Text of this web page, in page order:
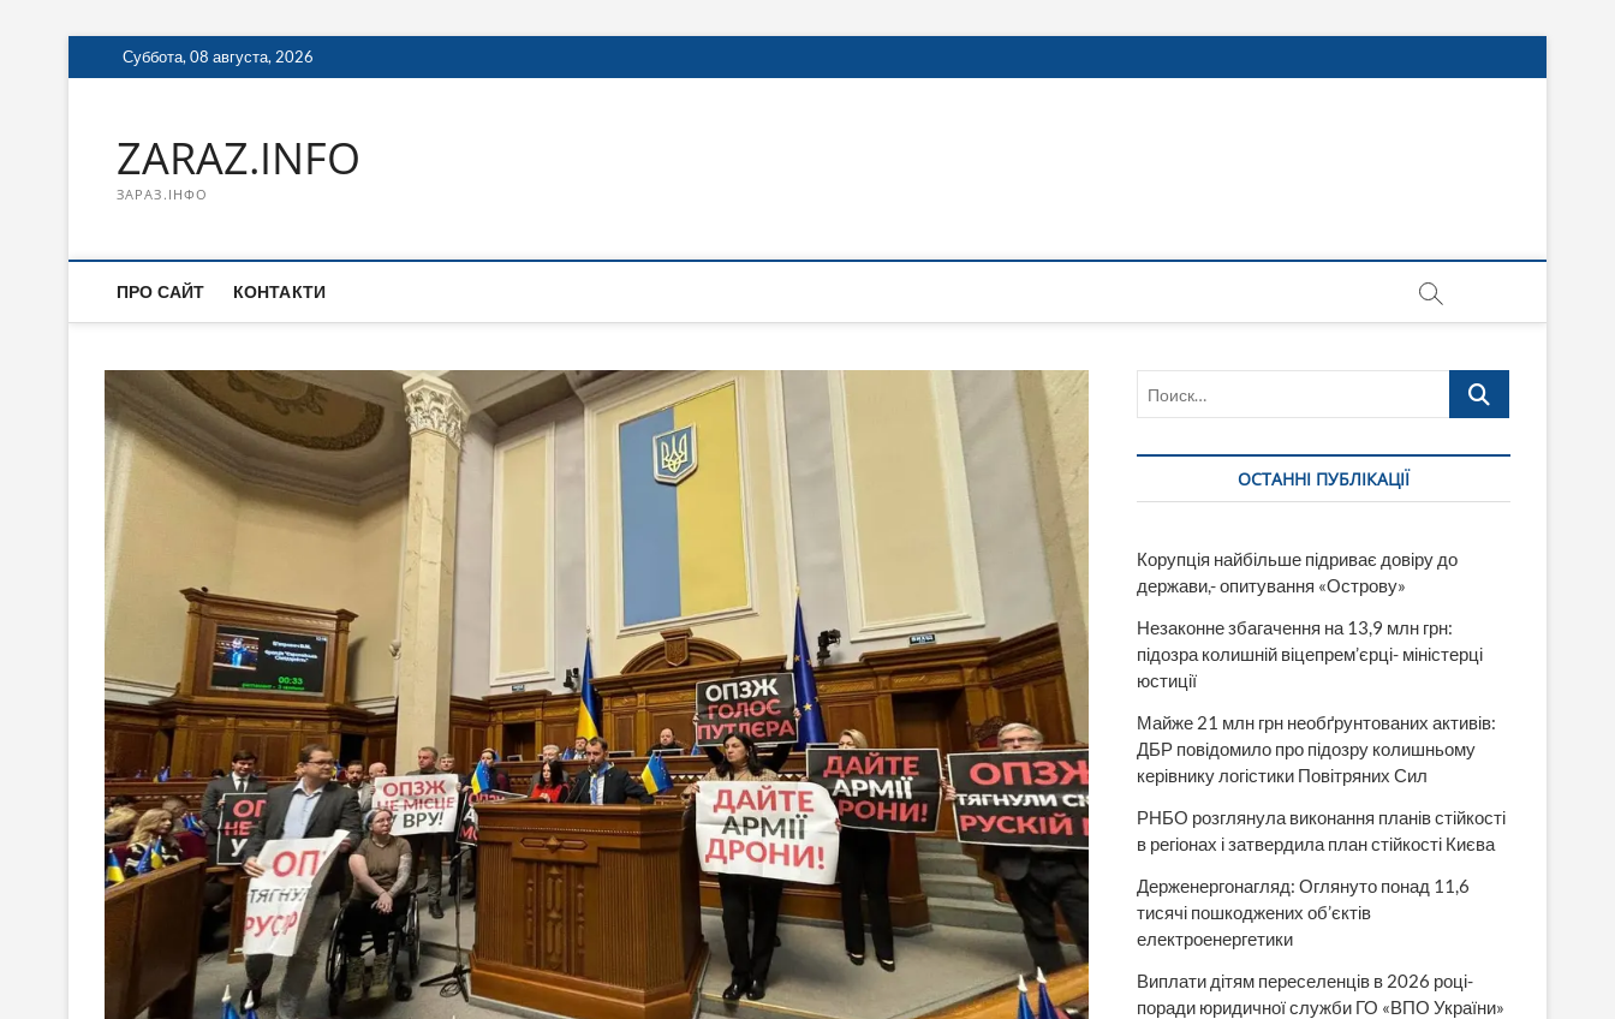
Перейти
к
Суббота, 08 августа, 2026
ZARAZ.INFO
ЗАРАЗ.ІНФО
ПРО САЙТ КОНТАКТИ
Поиск…
ОСТАННІ ПУБЛІКАЦІЇ
Корупція найбільше підриває довіру до
держави,- опитування «Острову»
Незаконне збагачення на 13,9 млн грн:
підозра колишній віцепрем’єрці- міністерці
юстиції
Майже 21 млн грн необґрунтованих активів:
ДБР повідомило про підозру колишньому
керівнику логістики Повітряних Сил
РНБО розглянула виконання планів стійкості
в регіонах і затвердила план стійкості Києва
Держенергонагляд: Оглянуто понад 11,6
тисячі пошкоджених об’єктів
електроенергетики
Виплати дітям переселенців в 2026 році-
поради юридичної служби ГО «ВПО України»